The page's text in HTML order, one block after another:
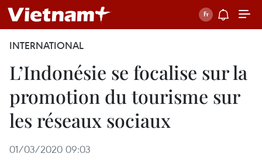
INTERNATIONAL
L’Indonésie se focalise sur la
promotion du tourisme sur
les réseaux sociaux
01/03/2020 09:03